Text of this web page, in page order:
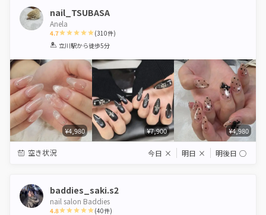
nail_TSUBASA
Anela
4.7
1 2 3 4 5
(310件)
立川駅から徒歩5分
¥4,980 ¥7,900 ¥4,980
空き状況 今日 × 明日 × 明後日 ◯
baddies_saki.s2
nail salon Baddies
4.8 (40件)